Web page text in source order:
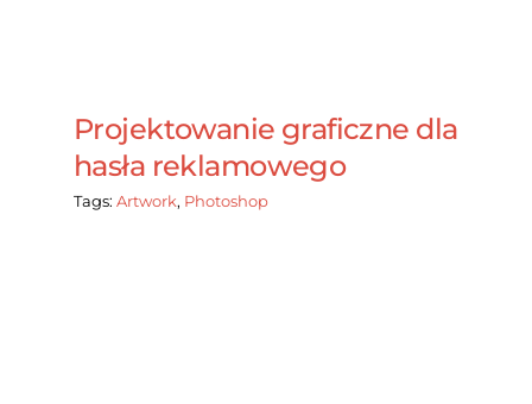
Projektowanie graficzne dla
hasła reklamowego
Tags: Artwork, Photoshop